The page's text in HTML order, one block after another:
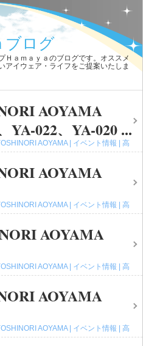
ブログ
Ｈａｍａｙａのブログです。オススメ
アイウェア・ライフをご提案いたしま
AOYAMA
YA-022、YA-020 ...
AOYAMA イベント情報
高
AOYAMA
AOYAMA イベント情報
高
AOYAMA
AOYAMA イベント情報
高
AOYAMA
AOYAMA イベント情報
高